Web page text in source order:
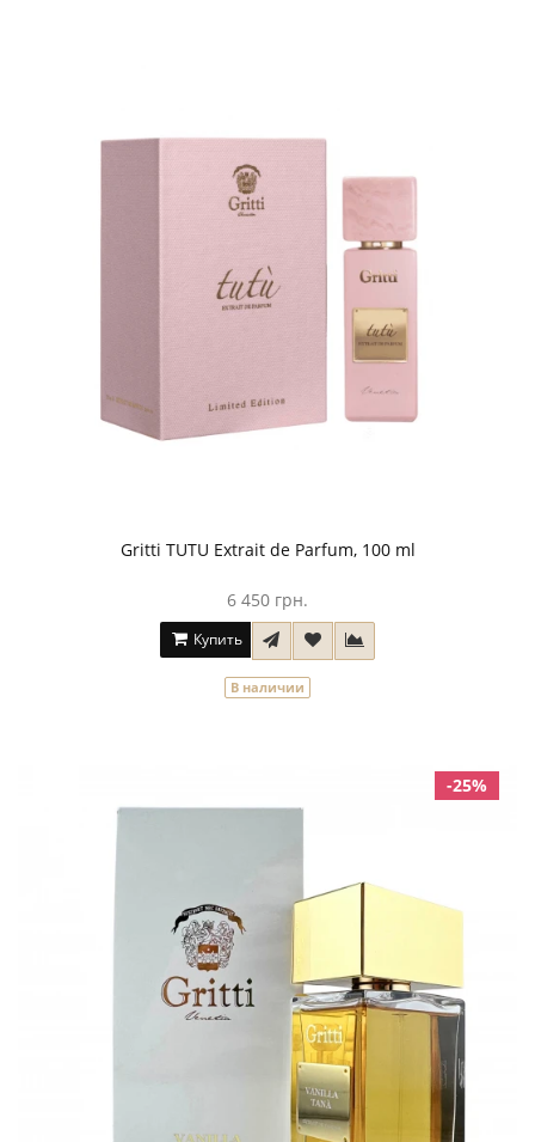
Gritti TUTU Extrait de Parfum, 100 ml
6 450 грн.
Купить
В наличии
-25%